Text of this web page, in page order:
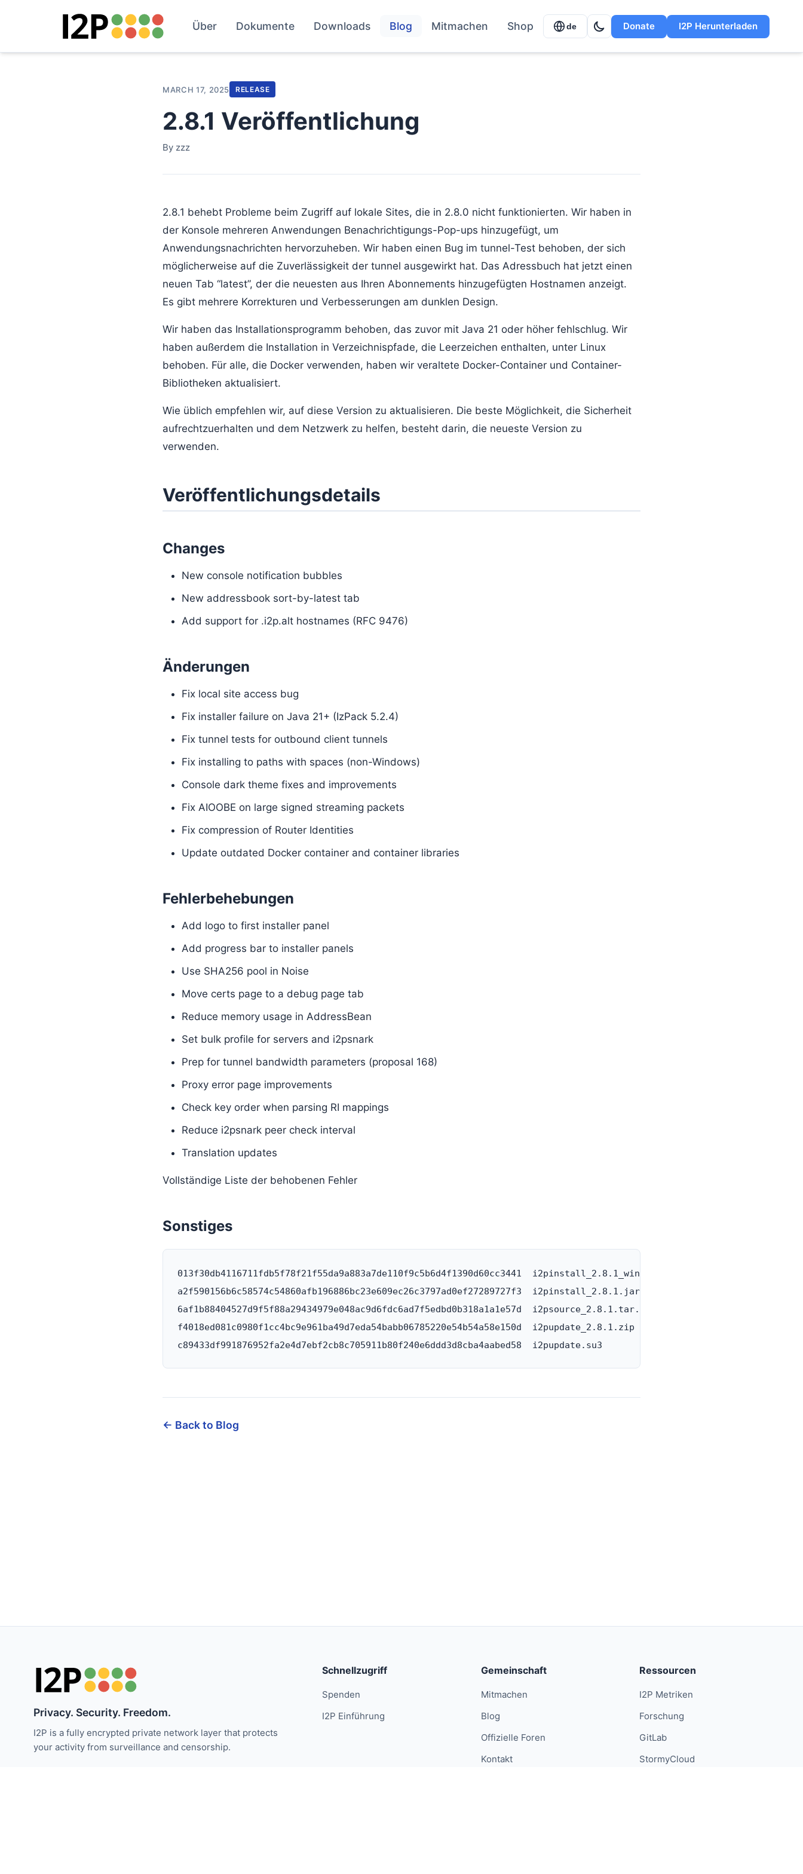
Über Dokumente Downloads Blog Mitmachen Shop de Donate I2P Herunterladen
MARCH 17, 2025 RELEASE
2.8.1 Veröffentlichung
By zzz
2.8.1 behebt Probleme beim Zugriff auf lokale Sites, die in 2.8.0 nicht funktionierten. Wir haben in
der Konsole mehreren Anwendungen Benachrichtigungs-Pop-ups hinzugefügt, um
Anwendungsnachrichten hervorzuheben. Wir haben einen Bug im tunnel-Test behoben, der sich
möglicherweise auf die Zuverlässigkeit der tunnel ausgewirkt hat. Das Adressbuch hat jetzt einen
neuen Tab “latest”, der die neuesten aus Ihren Abonnements hinzugefügten Hostnamen anzeigt.
Es gibt mehrere Korrekturen und Verbesserungen am dunklen Design.
Wir haben das Installationsprogramm behoben, das zuvor mit Java 21 oder höher fehlschlug. Wir
haben außerdem die Installation in Verzeichnispfade, die Leerzeichen enthalten, unter Linux
behoben. Für alle, die Docker verwenden, haben wir veraltete Docker-Container und Container-
Bibliotheken aktualisiert.
Wie üblich empfehlen wir, auf diese Version zu aktualisieren. Die beste Möglichkeit, die Sicherheit
aufrechtzuerhalten und dem Netzwerk zu helfen, besteht darin, die neueste Version zu
verwenden.
Veröffentlichungsdetails
Changes
New console notification bubbles
New addressbook sort-by-latest tab
Add support for .i2p.alt hostnames (RFC 9476)
Änderungen
Fix local site access bug
Fix installer failure on Java 21+ (IzPack 5.2.4)
Fix tunnel tests for outbound client tunnels
Fix installing to paths with spaces (non-Windows)
Console dark theme fixes and improvements
Fix AIOOBE on large signed streaming packets
Fix compression of Router Identities
Update outdated Docker container and container libraries
Fehlerbehebungen
Add logo to first installer panel
Add progress bar to installer panels
Use SHA256 pool in Noise
Move certs page to a debug page tab
Reduce memory usage in AddressBean
Set bulk profile for servers and i2psnark
Prep for tunnel bandwidth parameters (proposal 168)
Proxy error page improvements
Check key order when parsing RI mappings
Reduce i2psnark peer check interval
Translation updates
Vollständige Liste der behobenen Fehler
Sonstiges
013f30db4116711fdb5f78f21f55da9a883a7de110f9c5b6d4f1390d60cc3441  i2pinstall_2.8.1_windows.exe
a2f590156b6c58574c54860afb196886bc23e609ec26c3797ad0ef27289727f3  i2pinstall_2.8.1.jar
6af1b88404527d9f5f88a29434979e048ac9d6fdc6ad7f5edbd0b318a1a1e57d  i2psource_2.8.1.tar.bz2
f4018ed081c0980f1cc4bc9e961ba49d7eda54babb06785220e54b54a58e150d  i2pupdate_2.8.1.zip
← Back to Blog
Privacy. Security. Freedom.
I2P is a fully encrypted private network layer that protects
your activity from surveillance and censorship.
Schnellzugriff
Spenden
I2P Einführung
Gemeinschaft
Mitmachen
Blog
Offizielle Foren
Kontakt
Ressourcen
I2P Metriken
Forschung
GitLab
StormyCloud